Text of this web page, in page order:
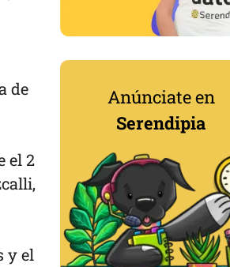
de
el 2
y el
Anúnciate en
Serendipia